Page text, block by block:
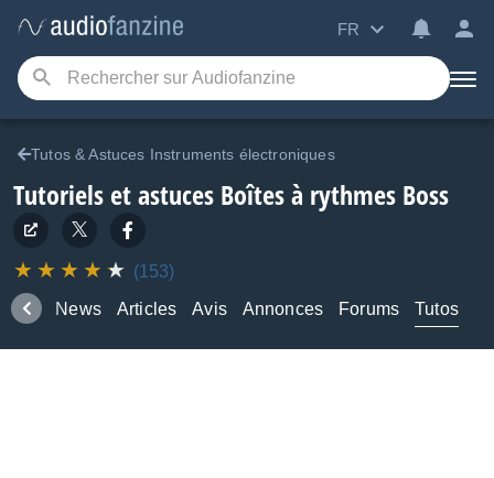
FR
Tutos & Astuces Instruments électroniques
Tutoriels et astuces Boîtes à rythmes Boss
(153)
News Articles Avis Annonces Forums Tutos